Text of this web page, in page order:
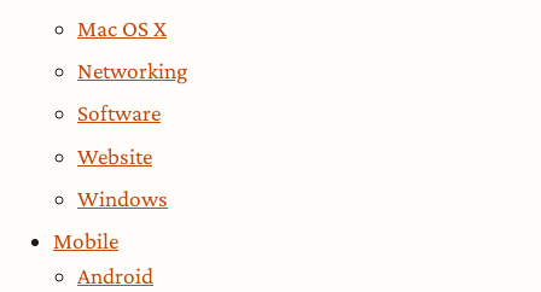
Mac OS X
Networking
Software
Website
Windows
Mobile
Android